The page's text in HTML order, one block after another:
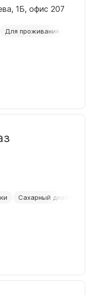
1Б, офис 207
Для проживания
Сахарный диабет